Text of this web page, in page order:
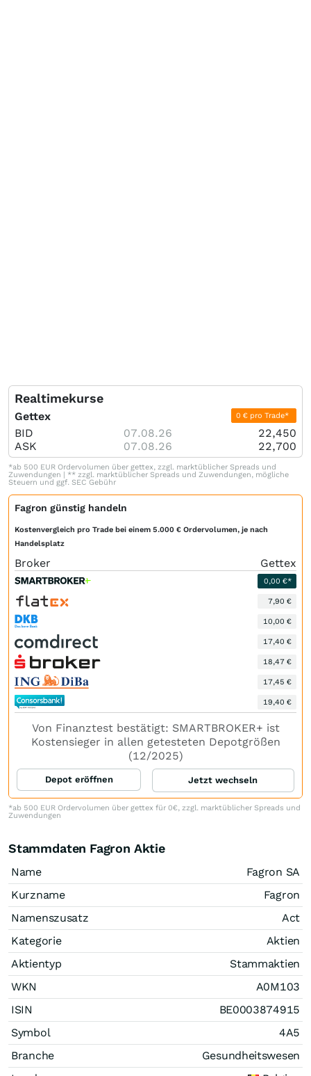
Realtimekurse
Gettex 0 € pro Trade*
BID 07.08.26
22,450
ASK
07.08.26 22,700
*ab 500 EUR Ordervolumen über gettex, zzgl. marktüblicher Spreads und
Zuwendungen | ** zzgl. marktüblicher Spreads und Zuwendungen, mögliche
Steuern und ggf. SEC Gebühr
Fagron günstig handeln
Kostenvergleich pro Trade bei einem 5.000 € Ordervolumen, je nach
Handelsplatz
Broker Gettex
0,00 €*
7,90 €
10,00 €
17,40 €
18,47 €
17,45 €
19,40 €
Von Finanztest bestätigt: SMARTBROKER+ ist
Kostensieger in allen getesteten Depotgrößen
(12/2025)
Depot eröffnen Jetzt wechseln
*ab 500 EUR Ordervolumen über gettex für 0€, zzgl. marktüblicher Spreads und
Zuwendungen
Stammdaten Fagron Aktie
Name
Fagron SA
Kurzname
Fagron
Namenszusatz
Act
Kategorie
Aktien
Aktientyp
Stammaktien
WKN
A0M103
ISIN
BE0003874915
Symbol
4A5
Branche
Gesundheitswesen